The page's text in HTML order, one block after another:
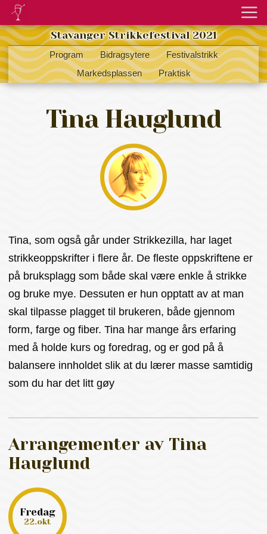
Stavanger Strikkefestival 2021
Program Bidragsytere
Festivalstrikk
Markedsplassen
Praktisk
Tina Hauglund
Tina, som også går under Strikkezilla, har laget
strikkeoppskrifter i flere år. De fleste oppskriftene er
på bruksplagg som både skal være enkle å strikke
og bruke mye. Dessuten er hun opptatt av at man
skal tilpasse plagget til brukeren, både gjennom
form, farge og fiber. Tina har mange års erfaring
med å holde kurs og foredrag, og er god på å
balansere innholdet slik at du lærer masse samtidig
som du har det litt gøy
Arrangementer av Tina
Hauglund
fredag
22.okt